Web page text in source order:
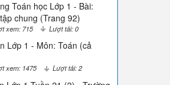
Toán học Lớp 1 - Bài:
chung (Trang 92)
xem: 715 Lượt tải: 0
Lớp 1 - Môn: Toán (cả
xem: 1475 Lượt tải: 2